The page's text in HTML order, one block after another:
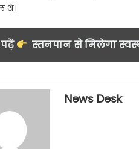
थे।
स्तनपान से मिलेगा
News Desk